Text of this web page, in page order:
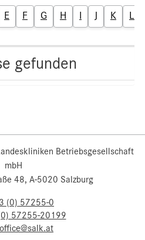
E F G H I J K L
gefunden
Betriebsgesellschaft
mbH
48, A-5020 Salzburg
(0) 57255-0
57255-20199
office@salk.at